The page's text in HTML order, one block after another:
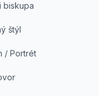
biskupa
štýl
/ Portrét